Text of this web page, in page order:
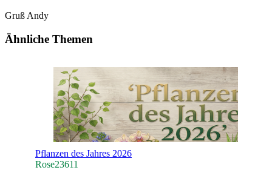
Gruß Andy
Ähnliche Themen
Pflanzen des Jahres 2026
Rose23611